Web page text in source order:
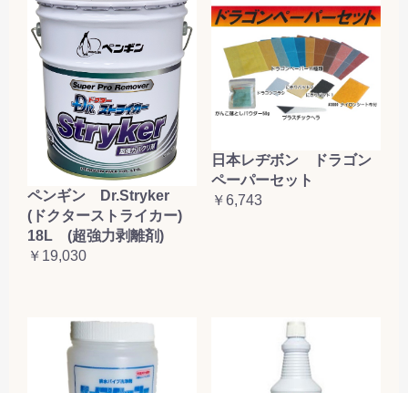
ペンギン Dr.Stryker
(ドクターストライカー)
18L (超強力剥離剤)
￥19,030
日本レヂボン ドラゴン
ペーパーセット
￥6,743